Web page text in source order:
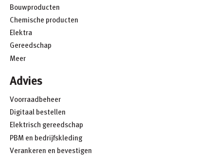
Bouwproducten
Chemische producten
Elektra
Gereedschap
Meer
Advies
Voorraadbeheer
Digitaal bestellen
Elektrisch gereedschap
PBM en bedrijfskleding
Verankeren en bevestigen